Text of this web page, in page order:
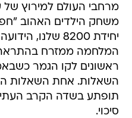
מרחבי העולם למירוץ
משחק הילדים האהוב
יחידת 8200
ראשונים לקו הגמר
השאלות. אחת השאלות
תופתע בשדה הקרב
סיכוי.